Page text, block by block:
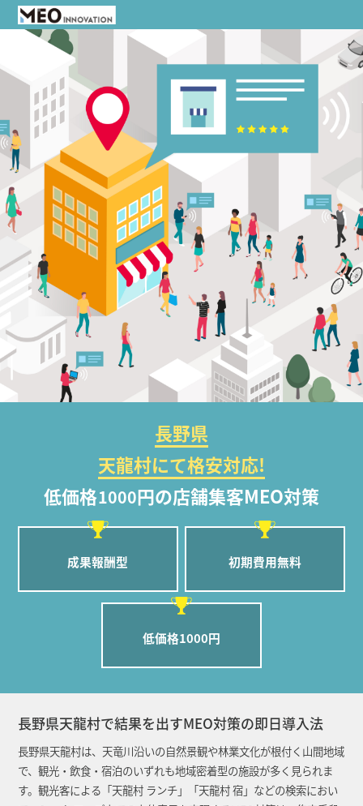
長野県
天龍村にて格安対応!
低価格1000円の店舗集客MEO対策
成果報酬型 初期費用無料
低価格1000円
長野県天龍村で結果を出すMEO対策の即日導入法
長野県天龍村は、天竜川沿いの自然景観や林業文化が根付く山間地域
で、観光・飲食・宿泊のいずれも地域密着型の施設が多く見られま
す。観光客による「天龍村 ランチ」「天龍村 宿」などの検索におい